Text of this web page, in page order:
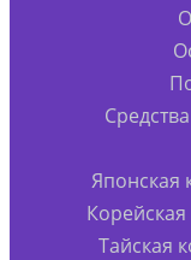
Японская
Тайская